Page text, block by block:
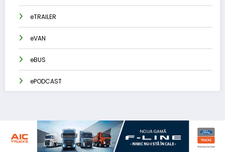
eTRAILER
eVAN
eBUS
ePODCAST